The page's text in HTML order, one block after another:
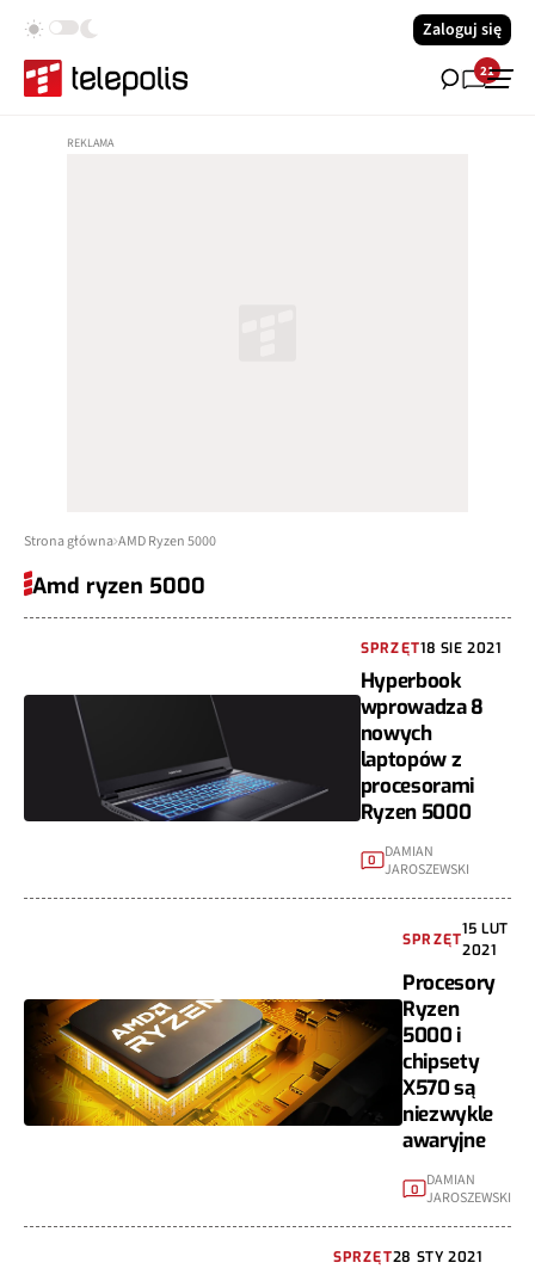
Zaloguj się
21
Strona główna AMD Ryzen 5000
Amd ryzen 5000
SPRZĘT18 SIE 2021
Hyperbook
wprowadza 8
nowych
laptopów z
procesorami
Ryzen 5000
0
DAMIAN
JAROSZEWSKI
SPRZĘT
15 LUT
2021
Procesory
Ryzen
5000 i
chipsety
X570 są
niezwykle
awaryjne
0
DAMIAN
JAROSZEWSKI
SPRZĘT28 STY 2021